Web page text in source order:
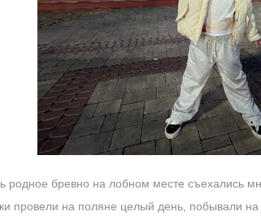
родное бревно на лобном месте съехались
провели на поляне целый день, побывали